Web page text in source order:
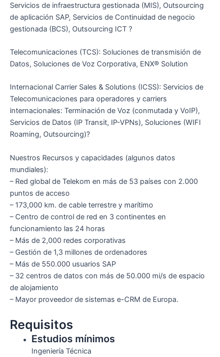
Servicios de infraestructura gestionada (MIS), Outsourcing
de aplicación SAP, Servicios de Continuidad de negocio
gestionada (BCS), Outsourcing ICT ?
Telecomunicaciones (TCS): Soluciones de transmisión de
Datos, Soluciones de Voz Corporativa, ENX® Solution
Internacional Carrier Sales & Solutions (ICSS): Servicios de
Telecomunicaciones para operadores y carriers
internacionales: Terminación de Voz (conmutada y VoIP),
Servicios de Datos (IP Transit, IP-VPNs), Soluciones (WIFI
Roaming, Outsourcing)?
Nuestros Recursos y capacidades (algunos datos
mundiales):
– Red global de Telekom en más de 53 países con 2.000
puntos de acceso
– 173,000 km. de cable terrestre y marítimo
– Centro de control de red en 3 continentes en
funcionamiento las 24 horas
– Más de 2,000 redes corporativas
– Gestión de 1,3 millones de ordenadores
– Más de 550.000 usuarios SAP
– 32 centros de datos con más de 50.000 mi/s de espacio
de alojamiento
– Mayor proveedor de sistemas e-CRM de Europa.
Requisitos
Estudios mínimos
Ingeniería Técnica